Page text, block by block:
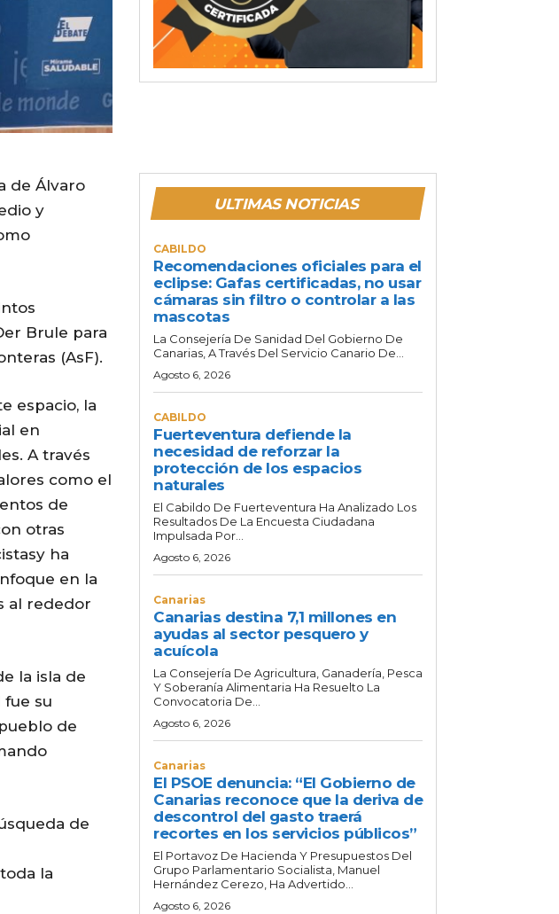
de Álvaro
y
Brule para
(AsF).
espacio, la
en
A través
como el
de
otras
ha
en la
al rededor
la isla de
fue su
de
de
la
ULTIMAS NOTICIAS
CABILDO
Recomendaciones oficiales para el
eclipse: Gafas certificadas, no usar
cámaras sin filtro o controlar a las
mascotas
La Consejería De Sanidad Del Gobierno De
Canarias, A Través Del Servicio Canario De...
Agosto 6, 2026
CABILDO
Fuerteventura defiende la
necesidad de reforzar la
protección de los espacios
naturales
El Cabildo De Fuerteventura Ha Analizado Los
Resultados De La Encuesta Ciudadana
Impulsada Por...
Agosto 6, 2026
Canarias
Canarias destina 7,1 millones en
ayudas al sector pesquero y
acuícola
La Consejería De Agricultura, Ganadería, Pesca
Y Soberanía Alimentaria Ha Resuelto La
Convocatoria De...
Agosto 6, 2026
Canarias
El PSOE denuncia: “El Gobierno de
Canarias reconoce que la deriva de
descontrol del gasto traerá
recortes en los servicios públicos”
El Portavoz De Hacienda Y Presupuestos Del
Grupo Parlamentario Socialista, Manuel
Hernández Cerezo, Ha Advertido...
Agosto 6, 2026